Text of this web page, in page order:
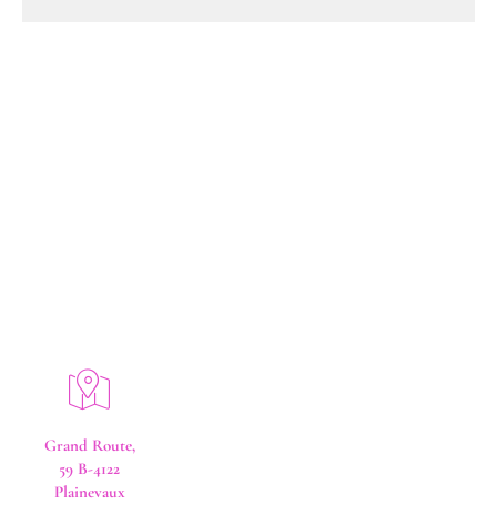
Grand Route,
59 B-4122
Plainevaux